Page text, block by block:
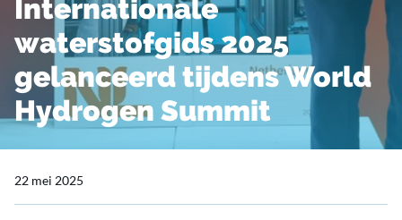
Internationale
waterstofgids 2025
gelanceerd tijdens World
Hydrogen Summit
22 mei 2025